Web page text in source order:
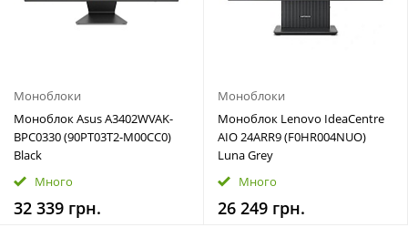
Моноблоки
Моноблок Asus A3402WVAK-
BPC0330 (90PT03T2-M00CC0)
Black
Много
32 339 грн.
Моноблоки
Моноблок Lenovo IdeaCentre
AIO 24ARR9 (F0HR004NUO)
Luna Grey
Много
26 249 грн.